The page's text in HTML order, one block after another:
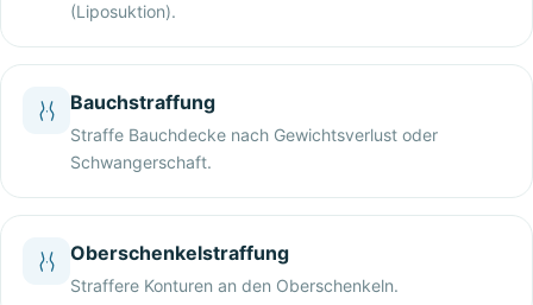
(Liposuktion).
Bauchstraffung
Straffe Bauchdecke nach Gewichtsverlust oder
Schwangerschaft.
Oberschenkelstraffung
Straffere Konturen an den Oberschenkeln.